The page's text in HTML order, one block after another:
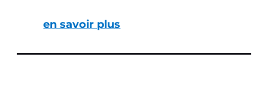
en savoir plus